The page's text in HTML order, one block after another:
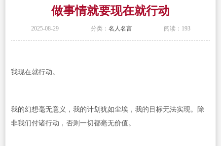
做事情就要现在就行动
2025-08-29 分类： 名人名言 阅读：193
我现在就行动。
我的幻想毫无意义，我的计划犹如尘埃，我的目标无法实现。除
非我们付诸行动，否则一切都毫无价值。